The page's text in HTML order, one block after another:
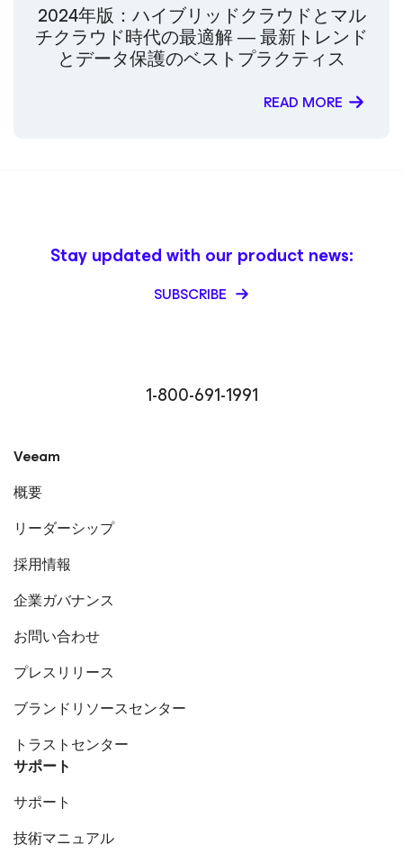
2024年版：ハイブリッドクラウドとマル
チクラウド時代の最適解 ― 最新トレンド
とデータ保護のベストプラクティス
READ MORE
1-800-691-1991
Stay updated with our product news:
SUBSCRIBE
Veeam
概要
リーダーシップ
採用情報
企業ガバナンス
お問い合わせ
プレスリリース
ブランドリソースセンター
トラストセンター
サポート
サポート
技術マニュアル